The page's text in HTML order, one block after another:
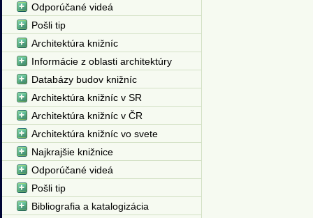
Odporúčané videá
Pošli tip
Architektúra knižníc
Informácie z oblasti architektúry
Databázy budov knižníc
Architektúra knižníc v SR
Architektúra knižníc v ČR
Architektúra knižníc vo svete
Najkrajšie knižnice
Odporúčané videá
Pošli tip
Bibliografia a katalogizácia